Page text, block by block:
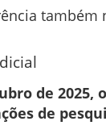
também
de 2025,
de